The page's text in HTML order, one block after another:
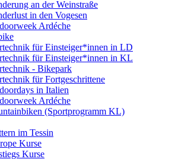
an der Weinstraße
in den Vogesen
Ardéche
für Einsteiger*innen in LD
für Einsteiger*innen in KL
- Bikepark
für Fortgeschrittene
in Italien
Ardéche
(Sportprogramm KL)
im Tessin
Kurse
Kurse